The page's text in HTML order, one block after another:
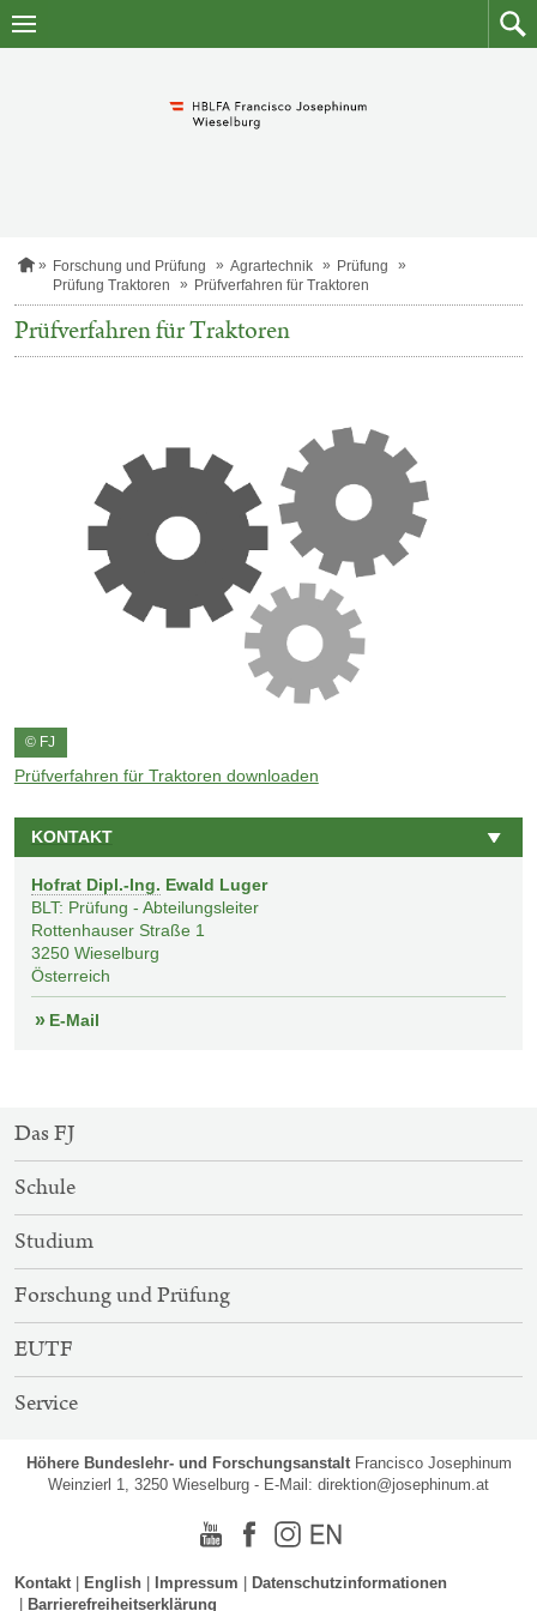
Zum
Zum
S
a
r
t
s
Forschung und Prüfung Agrartechnik
Prüfung
Prüfung Traktoren
Prüfverfahren für Traktoren
Prüfverfahren für Traktoren
© FJ
Prüfverfahren für Traktoren downloaden
KONTAKT
Hofrat Dipl.-Ing. Ewald Luger
BLT: Prüfung - Abteilungsleiter
Rottenhauser Straße 1
3250 Wieselburg
Österreich
E-Mail
SITEMAP-
NAVIGATION
Das FJ
Schule
Studium
Forschung und Prüfung
EUTF
Service
Höhere Bundeslehr- und ForschungsanstaltFrancisco Josephinum
Weinzierl 1, 3250 Wieselburg - E-Mail: direktion@josephinum.at
YoutubeFacebookInstagramEnglisch
Kontakt English Impressum
Datenschutzinformationen
Barrierefreiheitserklärung